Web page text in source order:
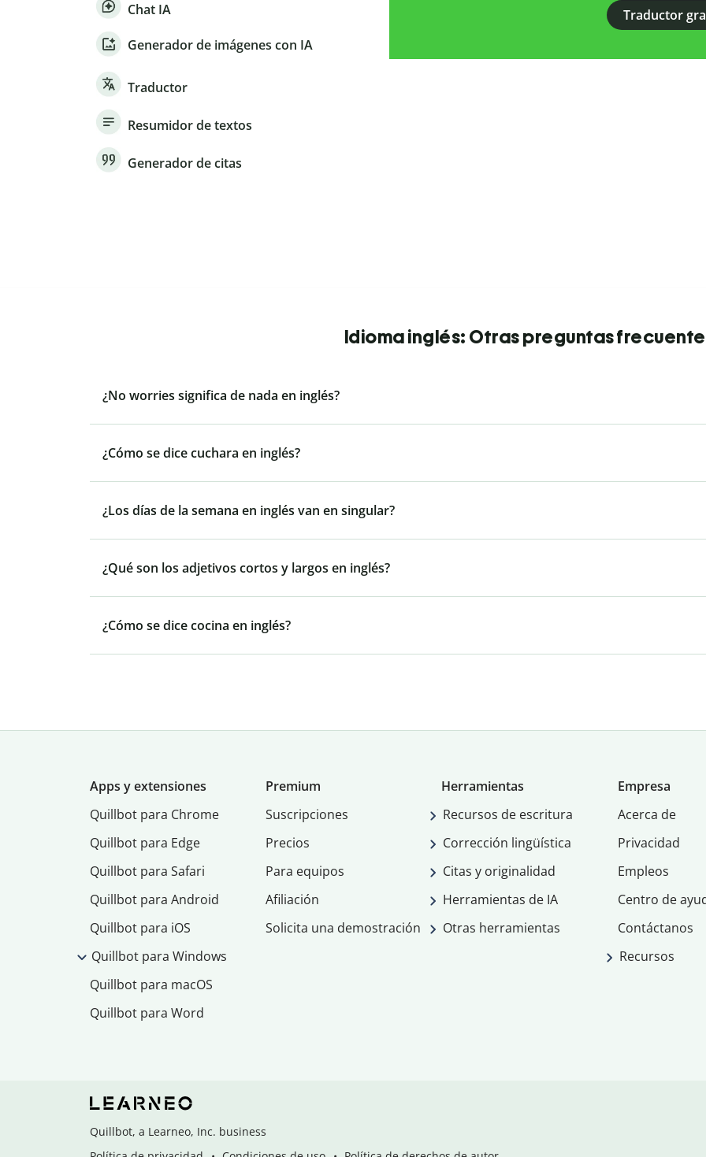
Chat IA
Generador de imágenes con IA
Traductor
Resumidor de textos
Generador de citas
Traductor
Idioma inglés: Otras preguntas
¿No worries significa de nada en inglés?
¿Cómo se dice cuchara en inglés?
¿Los días de la semana en inglés van en singular?
¿Qué son los adjetivos cortos y largos en inglés?
¿Cómo se dice cocina en inglés?
Apps y extensiones
Quillbot para Chrome
Quillbot para Edge
Quillbot para Safari
Quillbot para Android
Quillbot para iOS
Quillbot para Windows
Quillbot para macOS
Quillbot para Word
Premium
Suscripciones
Precios
Para equipos
Afiliación
Solicita una demostración
Herramientas
Recursos de escritura
Corrección lingüística
Citas y originalidad
Herramientas de IA
Otras herramientas
Empresa
Acerca de
Privacidad
Empleos
Centro de
Contáctanos
Recursos
Quillbot, a Learneo, Inc. business